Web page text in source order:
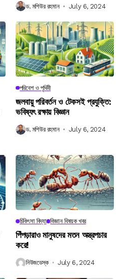
ড. মশিউর রহমান July 6, 2024
পরিবেশ ও পৃথিবী
জলবায়ু পরিবর্তন ও টেকসই প্রযুক্তি:
ভবিষ্যৎ রক্ষায় বিজ্ঞান
ড. মশিউর রহমান July 6, 2024
চিকিৎসা বিদ্যা বিজ্ঞান বিষয়ক খবর
পিঁপড়ারাও মানুষদের মতন অস্ত্রপচার
করে!
নিউজডেস্ক July 6, 2024